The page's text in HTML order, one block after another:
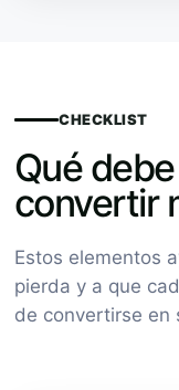
CHECKLIST
Qué
convertir
Estos elementos
pierda y a que
de convertirse en